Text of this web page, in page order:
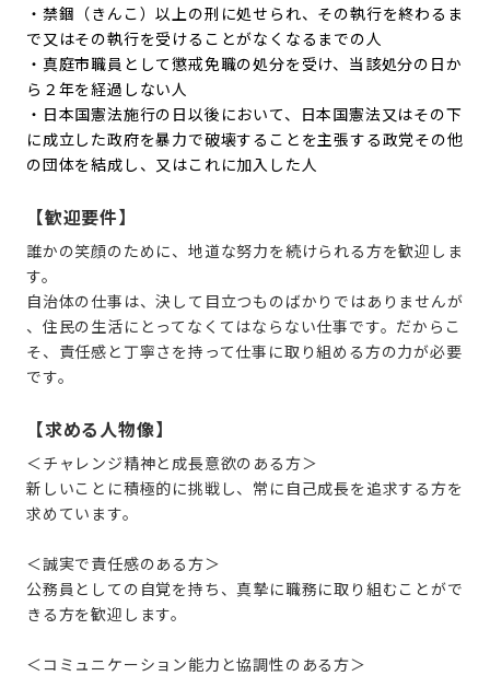
・禁錮（きんこ）以上の刑に処せられ、その執行を終わるま
で又はその執行を受けることがなくなるまでの人
・真庭市職員として懲戒免職の処分を受け、当該処分の日か
ら２年を経過しない人
・日本国憲法施行の日以後において、日本国憲法又はその下
に成立した政府を暴力で破壊することを主張する政党その他
の団体を結成し、又はこれに加入した人
【歓迎要件】
誰かの笑顔のために、地道な努力を続けられる方を歓迎しま
す。
自治体の仕事は、決して目立つものばかりではありませんが
、住民の生活にとってなくてはならない仕事です。だからこ
そ、責任感と丁寧さを持って仕事に取り組める方の力が必要
です。
【求める人物像】
＜チャレンジ精神と成長意欲のある方＞
新しいことに積極的に挑戦し、常に自己成長を追求する方を
求めています。
＜誠実で責任感のある方＞
公務員としての自覚を持ち、真摯に職務に取り組むことがで
きる方を歓迎します。
＜コミュニケーション能力と協調性のある方＞